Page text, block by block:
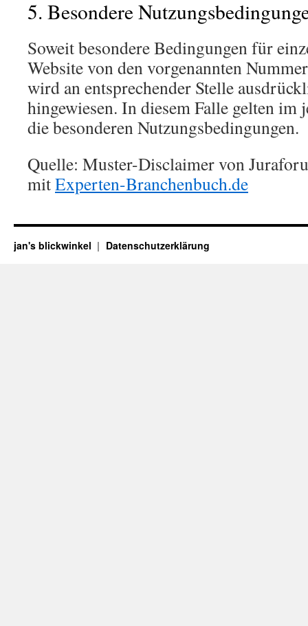
5. Besondere
Soweit besondere Bedingungen für
Website von den vorgenannten
wird an entsprechender Stelle
hingewiesen. In diesem Falle gelten
die besonderen Nutzungsbedingungen.
Quelle: Muster-Disclaimer von
mitExperten-Branchenbuch.de
jan's blickwinkel Datenschutzerklärung